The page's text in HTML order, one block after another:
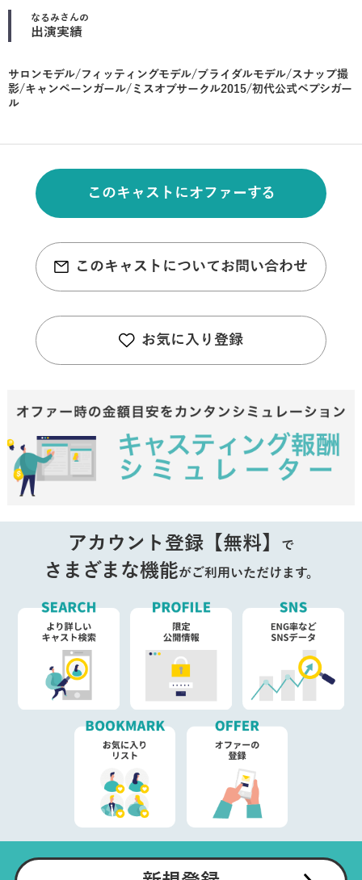
なるみさんの
出演実績
サロンモデル/フィッティングモデル/ブライダルモデル/スナップ撮
影/キャンペーンガール/ミスオブサークル2015/初代公式ペプシガー
ル
このキャストにオファーする
このキャストについてお問い合わせ
お気に入り登録
アカウント登録【無料】 で
さまざまな機能がご利用いただけます。